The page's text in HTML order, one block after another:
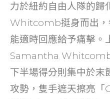
力於紐約自由人隊的
Whitcomb挺身而出，
能適時回應給予痛擊。
Samantha Whitcomb
下半場得分則集中於末
攻勢，隻手遮天擦亮